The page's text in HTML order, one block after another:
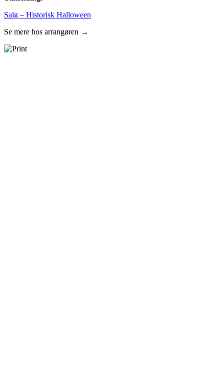
Salg – Historisk Halloween
Se mere hos arrangøren →